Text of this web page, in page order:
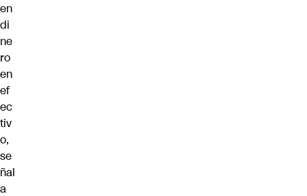
en
di
ne
ro
en
ef
ec
tiv
o,
se
ñal
a